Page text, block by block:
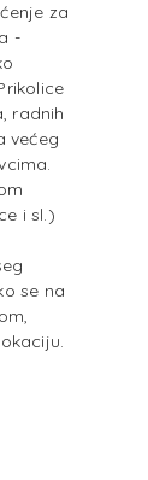
za
-
radnih
većeg
i sl.)
se na